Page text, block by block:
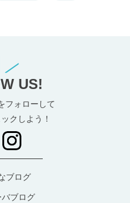
US!
フォローして
クしよう！
ブログ
バブログ